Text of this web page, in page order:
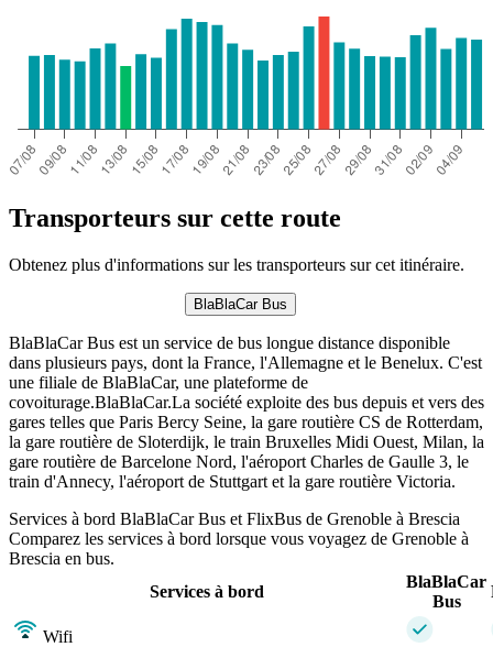
Transporteurs sur cette route
Obtenez plus d'informations sur les transporteurs sur cet itinéraire.
BlaBlaCar Bus
BlaBlaCar Bus est un service de bus longue distance disponible
dans plusieurs pays, dont la France, l'Allemagne et le Benelux. C'est
une filiale de BlaBlaCar, une plateforme de
covoiturage.BlaBlaCar.La société exploite des bus depuis et vers des
gares telles que Paris Bercy Seine, la gare routière CS de Rotterdam,
la gare routière de Sloterdijk, le train Bruxelles Midi Ouest, Milan, la
gare routière de Barcelone Nord, l'aéroport Charles de Gaulle 3, le
train d'Annecy, l'aéroport de Stuttgart et la gare routière Victoria.
Services à bord BlaBlaCar Bus et FlixBus de Grenoble à Brescia
Comparez les services à bord lorsque vous voyagez de Grenoble à
Brescia en bus.
Services à bord
BlaBlaCar
Bus
Wifi